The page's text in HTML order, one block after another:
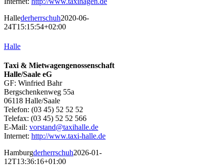
Hallederherrschuh2020-06-
24T15:15:54+02:00
Halle
Taxi & Mietwagengenossenschaft
Halle/Saale eG
GF: Winfried Bahr
Bergschenkenweg 55a
06118 Halle/Saale
Telefon: (03 45) 52 52 52
Telefax: (03 45) 52 52 566
E-Mail: vorstand@taxihalle.de
Internet: http://www.taxi-halle.de
Hamburgderherrschuh2026-01-
12T13:36:16+01:00